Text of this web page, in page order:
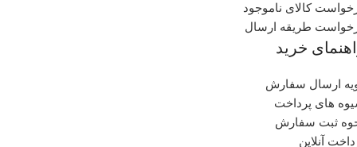
کالای ناموجود
طریقه ارسال
خرید
ارسال سفارش
های پرداخت
ثبت سفارش
آنلاین